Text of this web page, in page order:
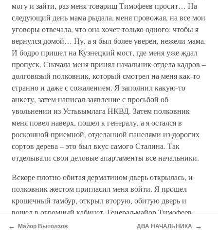
могу и зайти, раз меня товарищ Тимофеев просит… На
следующий день мама рыдала, меня провожая, на все мои
уговоры отвечала, что она хочет только одного: чтобы я
вернулся домой… Ну, а я был более уверен, нежели мама.
И бодро пришел на Кузнецкий мост, где меня уже ждал
пропуск. Сначала меня принял начальник отдела кадров –
долговязый полковник, который смотрел на меня как-то
странно и даже с сожалением. Я заполнил какую-то
анкету, затем написал заявление с просьбой об
увольнении из Устьвымлага НКВД. Затем полковник
меня повел наверх, пошел к генералу, а я остался в
роскошной приемной, отделанной панелями из дорогих
сортов дерева – это был вкус самого Сталина. Так
отделывали свои деловые апартаменты все начальники.
Вскоре плотно обитая дерматином дверь открылась, и
полковник жестом пригласил меня войти. Я прошел
крошечный тамбур, открыл вторую, обитую дверь и
вошел в огромный кабинет. Генерал-майор Тимофеев
сидел напротив двери, далеко, в самом конце широкой
← Майор Выползов ДВА НАЧАЛЬНИКА →